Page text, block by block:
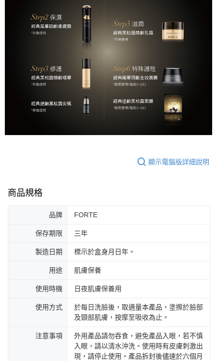
顯示電腦版詳細說明
商品規格
品牌 FORTE
保存期限 三年
製造日期 標示於盒身月日年。
用途 肌膚保養
使用時機 日夜肌膚保養用
使用方式
於每日洗臉後，取適量本產品，塗擦於臉部
及頸部肌膚，按摩至吸收為止。
注意事項
外用產品請勿吞食，避免產品入眼，若不慎
入眼，請以清水沖洗。使用時有皮膚刺激出
現，請停止使用。產品拆封後儘速於六個月